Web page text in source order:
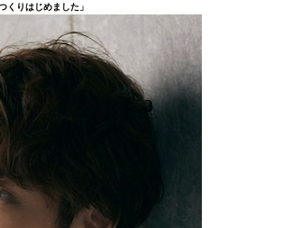
くりはじめました」